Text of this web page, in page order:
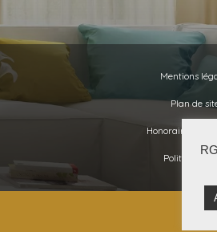
Mentions
Plan de
Honoraires de
Politique